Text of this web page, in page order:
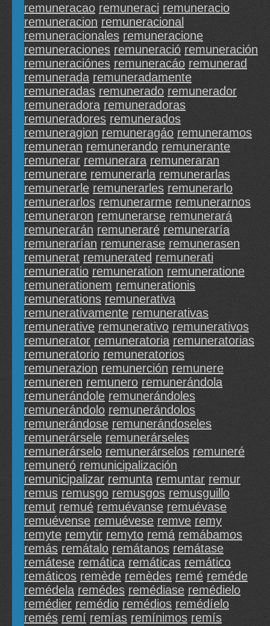
remuneracao remuneraci remuneracio
remuneracion remuneracional
remuneracionales remuneracione
remuneraciones remuneració remuneración
remuneraciónes remuneracáo remunerad
remunerada remuneradamente
remuneradas remunerado remunerador
remuneradora remuneradoras
remuneradores remunerados
remuneragion remuneragáo remuneramos
remuneran remunerando remunerante
remunerar remunerara remuneraran
remunerare remunerarla remunerarlas
remunerarle remunerarles remunerarlo
remunerarlos remunerarme remunerarnos
remuneraron remunerarse remunerará
remunerarán remuneraré remuneraría
remunerarían remunerase remunerasen
remunerat remunerated remunerati
remuneratio remuneration remuneratione
remunerationem remunerationis
remunerations remunerativa
remunerativamente remunerativas
remunerative remunerativo remunerativos
remunerator remuneratoria remuneratorias
remuneratorio remuneratorios
remunerazion remunerción remunere
remuneren remunero remunerándola
remunerándole remunerándoles
remunerándolo remunerándolos
remunerándose remunerándoseles
remunerársele remunerárseles
remunerárselo remunerárselos remuneré
remuneró remunicipalización
remunicipalizar remunta remuntar remur
remus remusgo remusgos remusguillo
remut remué remuévanse remuévase
remuévense remuévese remve remy
remyte remytir remyto remá remábamos
remás remátalo remátanos remátase
remátese remática remáticas remático
remáticos remède remèdes remé reméde
remédela remédes remédiase remédielo
remédier remédio remédios remédíelo
remés remí remías remínimos remís